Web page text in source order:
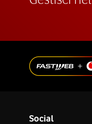
Social